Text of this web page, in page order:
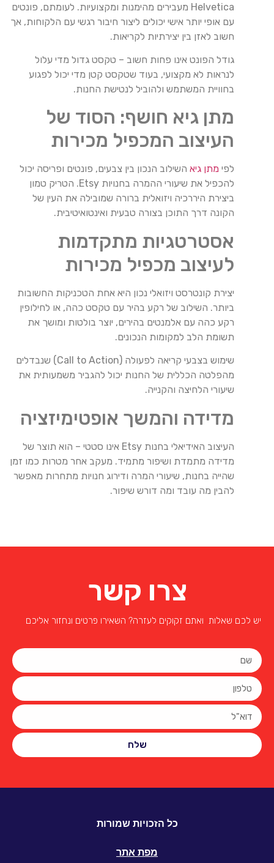
Helvetica מעבירים מהימנות ומקצועיות. לעומתם, פונטים
עם אופי יותר אישי יכולים ליצור חיבור רגשי עם הלקוחות, אך
חשוב לאזן בין יצירתיות לקריאות.
גודל הפונט אינו פחות חשוב – טקסט גדול מדי עלול
לנראות לא מקצועי, בעוד שטקסט קטן מדי יכול לפגוע
בחוויית המשתמש ולהוביל לנטישת החנות.
מתן גיא חושף: הסוד של
העיצוב המכפיל מכירות
לפי מתן גיא השילוב הנכון בין צבעים, פונטים ופריסה יכול
להכפיל את שיעורי ההמרה בחנויות Etsy. הטריק טמון
ביצירת היררכיה ויזואלית ברורה שמובילה את העין של
הקונה דרך התוכן בצורה טבעית ואינטואיטיבית.
אסטרטגיות מתקדמות
לעיצוב מכפיל מכירות
יצירת קונטרסט ויזואלי נכון היא אחת הטכניקות החשובות
ביותר. השילוב של רקע בהיר עם טקסט כהה, או לחילופין
רקע כהה עם אלמנטים בהירים, יוצר בולטות ומושך את
תשומת הלב למקומות הנכונים.
שימוש בצבעי קריאה לפעולה (Call to Action) שנבדלים
מהפלטה הכללית של החנות יכול להגביר משמעותית את
שיעורי הלחיצה והקנייה.
מדידה והמשך אופטימיזציה
העיצוב האידיאלי בחנות Etsy אינו סטטי – הוא תוצר של
מדידה מתמדת ושיפור מתמיד. מעקב אחר מטרות כמו זמן
שהייה בחנות, שיעורי המרה ודירוג חנויות מתחרות מאפשר
להבין מה עובד ומה דורש שיפור.
צרו קשר
יש לכם שאלות ואתם זקוקים לעזרה? השאירו פרטים ונחזור אליכם
שלח
כל הזכויות שמורות
מפת אתר